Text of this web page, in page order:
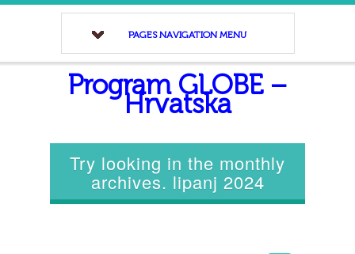
PAGES NAVIGATION MENU
Program GLOBE –
Hrvatska
Try looking in the monthly
archives. lipanj 2024